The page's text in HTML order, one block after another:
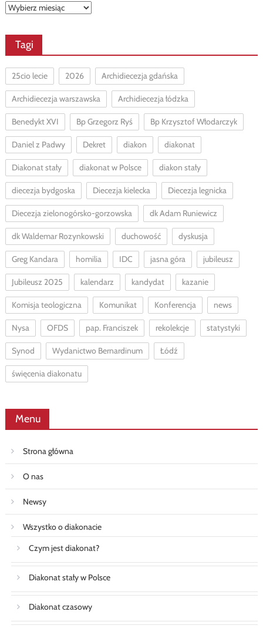
Archiwa
Tagi
25cio lecie 2026 Archidiecezja gdańska
Archidiecezja warszawska Archidiecezja łódzka
Benedykt XVI Bp Grzegorz Ryś Bp Krzysztof Włodarczyk
Daniel z Padwy Dekret diakon diakonat
Diakonat stały diakonat w Polsce diakon stały
diecezja bydgoska Diecezja kielecka Diecezja legnicka
Diecezja zielonogórsko-gorzowska dk Adam Runiewicz
dk Waldemar Rozynkowski duchowość dyskusja
Greg Kandara homilia IDC jasna góra jubileusz
Jubileusz 2025 kalendarz kandydat kazanie
Komisja teologiczna Komunikat Konferencja news
Nysa OFDS pap. Franciszek rekolekcje statystyki
Synod Wydanictwo Bernardinum Łódź
święcenia diakonatu
Menu
Strona główna
O nas
Newsy
Wszystko o diakonacie
Czym jest diakonat?
Diakonat stały w Polsce
Diakonat czasowy